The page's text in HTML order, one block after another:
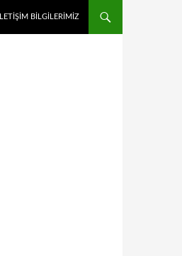
İLETIŞIM BILGILERIMIZ